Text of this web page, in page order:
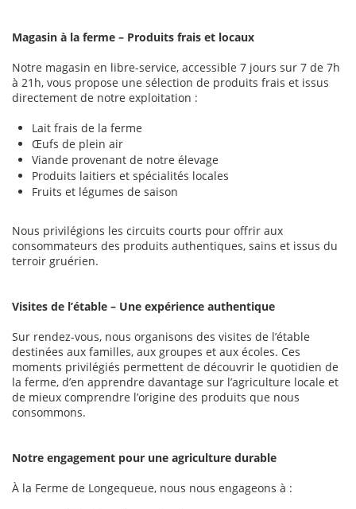
Magasin à la ferme – Produits frais et locaux
Notre magasin en libre-service, accessible 7 jours sur 7 de 7h
à 21h, vous propose une sélection de produits frais et issus
directement de notre exploitation :
Lait frais de la ferme
Œufs de plein air
Viande provenant de notre élevage
Produits laitiers et spécialités locales
Fruits et légumes de saison
Nous privilégions les circuits courts pour offrir aux
consommateurs des produits authentiques, sains et issus du
terroir gruérien.
Visites de l’étable – Une expérience authentique
Sur rendez-vous, nous organisons des visites de l’étable
destinées aux familles, aux groupes et aux écoles. Ces
moments privilégiés permettent de découvrir le quotidien de
la ferme, d’en apprendre davantage sur l’agriculture locale et
de mieux comprendre l’origine des produits que nous
consommons.
Notre engagement pour une agriculture durable
À la Ferme de Longequeue, nous nous engageons à :